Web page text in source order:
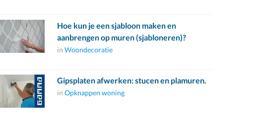
Hoe kun je een sjabloon maken en
aanbrengen op muren (sjabloneren)?
in Woondecoratie
Gipsplaten afwerken: stucen en plamuren.
in Opknappen woning